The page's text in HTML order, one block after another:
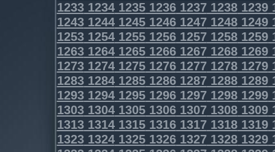
1233123412351236123712381239
1243124412451246124712481249
1253125412551256125712581259
1263126412651266126712681269
1273127412751276127712781279
1283128412851286128712881289
1293129412951296129712981299
1303130413051306130713081309
1313131413151316131713181319
1323132413251326132713281329